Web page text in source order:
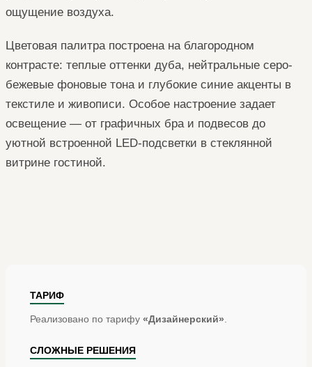
ощущение воздуха.
Цветовая палитра построена на благородном
контрасте: теплые оттенки дуба, нейтральные серо-
бежевые фоновые тона и глубокие синие акценты в
текстиле и живописи. Особое настроение задает
освещение — от графичных бра и подвесов до
уютной встроенной LED-подсветки в стеклянной
витрине гостиной.
ТАРИФ
Реализовано по тарифу «Дизайнерский»
СЛОЖНЫЕ РЕШЕНИЯ